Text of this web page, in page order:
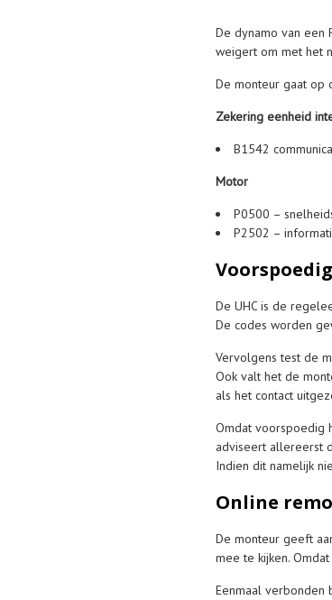
De dynamo van een
weigert om met het
De monteur gaat op
Zekering eenheid
B1542
Motor
P0500 –
P2502 –
De UHC is de
De codes worden
Vervolgens test de
Ook valt het de
als het contact
Omdat voorspoedig
adviseert allereerst
Indien dit namelijk
Online
De monteur geeft
mee te kijken.
Eenmaal verbonden